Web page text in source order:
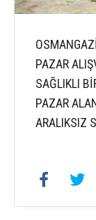
PAZAR
SAĞLIKLI
PAZAR
ARALIKSIZ